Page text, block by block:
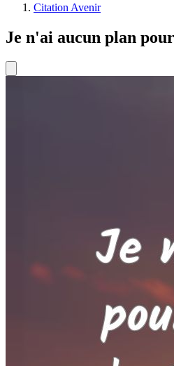
Citation Avenir
Je n'ai aucun plan